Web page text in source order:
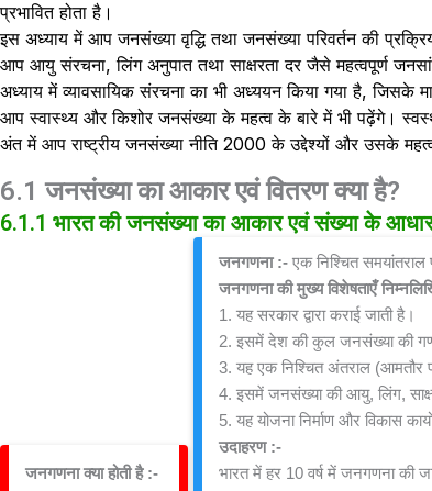
प्रभावित होता है।
इस अध्याय में आप जनसंख्या वृद्धि तथा जनसंख्या परिवर्तन की
आप आयु संरचना, लिंग अनुपात तथा साक्षरता दर जैसे महत्वपूर्ण
अध्याय में व्यावसायिक संरचना का भी अध्ययन किया गया है, जिसके
आप स्वास्थ्य और किशोर जनसंख्या के महत्व के बारे में भी पढ़ेंगे।
अंत में आप राष्ट्रीय जनसंख्या नीति 2000 के उद्देश्यों और उसके
6.1 जनसंख्या का आकार एवं वितरण क्या है?
6.1.1 भारत की जनसंख्या का आकार एवं संख्या के आधार
जनगणना क्या होती है :-
जनगणना :- एक निश्चित समयांतराल
जनगणना की मुख्य विशेषताएँ
1. यह सरकार द्वारा कराई जाती है।
2. इसमें देश की कुल जनसंख्या की
3. यह एक निश्चित अंतराल (आमतौर
4. इसमें जनसंख्या की आयु, लिंग,
5. यह योजना निर्माण और विकास
उदाहरण :-
भारत में हर 10 वर्ष में जनगणना की